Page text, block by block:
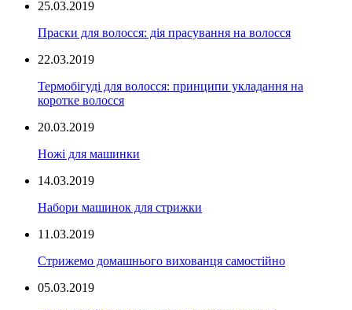
25.03.2019
Праски для волосся: дія прасування на волосся
22.03.2019
Термобігуді для волосся: принципи укладання на
коротке волосся
20.03.2019
Ножі для машинки
14.03.2019
Набори машинок для стрижки
11.03.2019
Стрижемо домашнього вихованця самостійно
05.03.2019